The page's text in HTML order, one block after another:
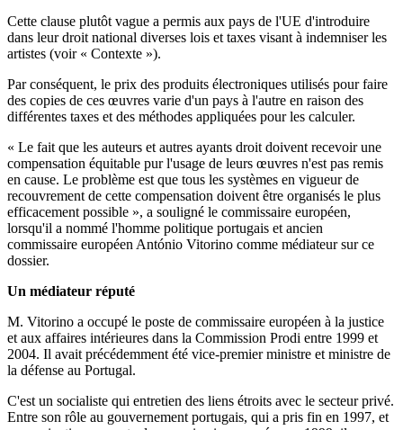
Cette clause plutôt vague a permis aux pays de l'UE d'introduire
dans leur droit national diverses lois et taxes visant à indemniser les
artistes (voir « Contexte »).
Par conséquent, le prix des produits électroniques utilisés pour faire
des copies de ces œuvres varie d'un pays à l'autre en raison des
différentes taxes et des méthodes appliquées pour les calculer.
« Le fait que les auteurs et autres ayants droit doivent recevoir une
compensation équitable pur l'usage de leurs œuvres n'est pas remis
en cause. Le problème est que tous les systèmes en vigueur de
recouvrement de cette compensation doivent être organisés le plus
efficacement possible », a souligné le commissaire européen,
lorsqu'il a nommé l'homme politique portugais et ancien
commissaire européen António Vitorino comme médiateur sur ce
dossier.
Un médiateur réputé
M. Vitorino a occupé le poste de commissaire européen à la justice
et aux affaires intérieures dans la Commission Prodi entre 1999 et
2004. Il avait précédemment été vice-premier ministre et ministre de
la défense au Portugal.
C'est un socialiste qui entretien des liens étroits avec le secteur privé.
Entre son rôle au gouvernement portugais, qui a pris fin en 1997, et